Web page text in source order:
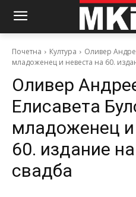
Почетна Култура
Оливер
младоженец и невеста на 60.
Оливер
Елисавета
младоженец и
60. издание
свадба